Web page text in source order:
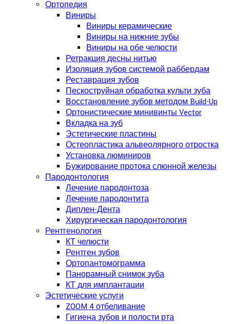
Ортопедия
Виниры
Виниры керамические
Виниры на нижние зубы
Виниры на обе челюсти
Ретракция десны нитью
Изоляция зубов системой раббердам
Реставрация зубов
Пескоструйная обработка культи зуба
Восстановление зубов методом Build-Up
Ортонистические минивинты Vector
Вкладка на зуб
Эстетические пластины
Остеопластика альвеолярного отростка
Установка люминиров
Бужирование протока слюнной железы
Пародонтология
Лечение пародонтоза
Лечение пародонтита
Диплен-Дента
Хирургическая пародонтология
Рентгенология
КТ челюсти
Рентген зубов
Ортопантомограмма
Панорамный снимок зуба
КТ для имплантации
Эстетические услуги
ZOOM 4 отбеливание
Гигиена зубов и полости рта